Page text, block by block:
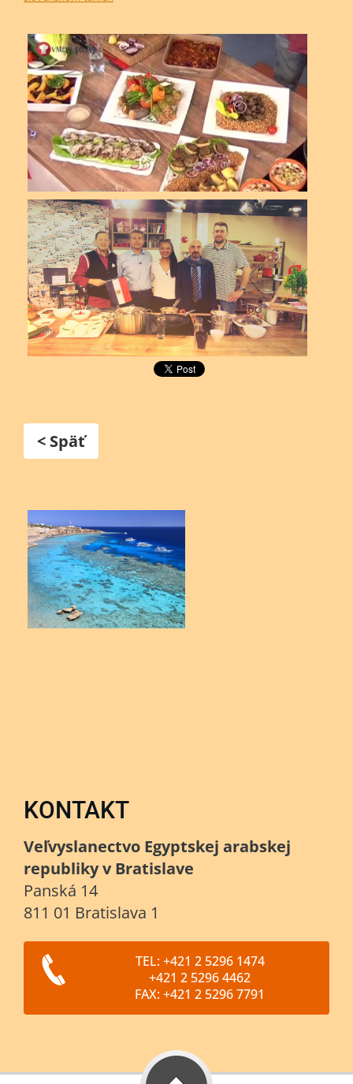
< Späť
KONTAKT
Veľvyslanectvo Egyptskej arabskej
republiky v Bratislave
Panská 14
811 01 Bratislava 1
TEL: +421 2 5296 1474
+421 2 5296 4462
FAX: +421 2 5296 7791